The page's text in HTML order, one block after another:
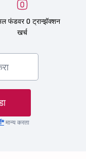
फंडवर 0 ट्रान्झॅक्शन
खर्च
मान्य करता